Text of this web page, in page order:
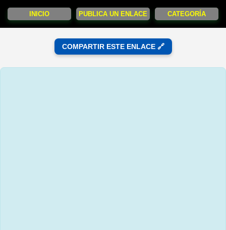
INICIO PUBLICA UN ENLACE CATEGORÍA
COMPARTIR ESTE ENLACE 🔗